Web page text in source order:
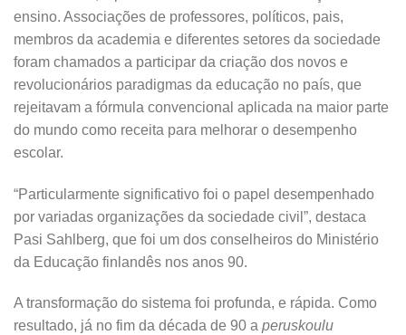
ensino. Associações de professores, políticos, pais,
membros da academia e diferentes setores da sociedade
foram chamados a participar da criação dos novos e
revolucionários paradigmas da educação no país, que
rejeitavam a fórmula convencional aplicada na maior parte
do mundo como receita para melhorar o desempenho
escolar.
“Particularmente significativo foi o papel desempenhado
por variadas organizações da sociedade civil”, destaca
Pasi Sahlberg, que foi um dos conselheiros do Ministério
da Educação finlandês nos anos 90.
A transformação do sistema foi profunda, e rápida. Como
resultado, já no fim da década de 90 a peruskoulu